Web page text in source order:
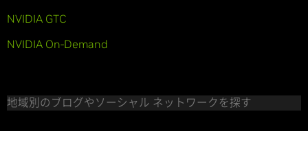
NVIDIA GTC
NVIDIA On-Demand
地域別のブログやソーシャル ネットワークを探す